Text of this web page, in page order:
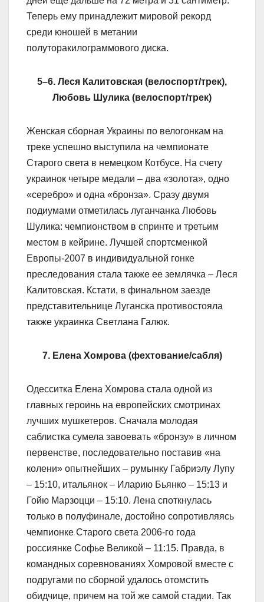
Теперь ему принадлежит мировой рекорд
среди юношей в метании
полуторакилограммового диска.
5–6. Леся Калитовская (велоспорт/трек),
Любовь Шулика (велоспорт/трек)
Женская сборная Украины по велогонкам на
треке успешно выступила на чемпионате
Старого света в немецком Котбусе. На счету
украинок четыре медали – два «золота», одно
«серебро» и одна «бронза». Сразу двумя
подиумами отметилась луганчанка Любовь
Шулика: чемпионством в спринте и третьим
местом в кейрине. Лучшей спортсменкой
Европы-2007 в индивидуальной гонке
преследования стала также ее землячка – Леся
Калитовская. Кстати, в финальном заезде
представительнице Луганска противостояла
также украинка Светлана Галюк.
7. Елена Хомрова (фехтование/сабля)
Одесситка Елена Хомрова стала одной из
главных героинь на европейских смотринах
лучших мушкетеров. Сначала молодая
саблистка сумела завоевать «бронзу» в личном
первенстве, последовательно поставив «на
колени» опытнейших – румынку Габриэлу Лупу
– 15:10, итальянок – Иларию Бьянко – 15:13 и
Гойю Марзоцци – 15:10. Лена споткнулась
только в полуфинале, достойно сопротивляясь
чемпионке Старого света 2006-го года
россиянке Софье Великой – 11:15. Правда, в
командных соревнованиях Хомровой вместе с
подругами по сборной удалось отомстить
обидчице, причем на той же самой стадии. Так